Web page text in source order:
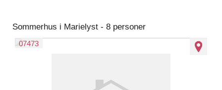
Sommerhus i Marielyst - 8 personer
07473